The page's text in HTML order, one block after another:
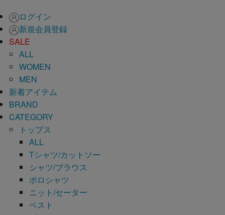
ログイン
新規会員登録
SALE
ALL
WOMEN
MEN
新着アイテム
BRAND
CATEGORY
トップス
ALL
Tシャツ/カットソー
シャツ/ブラウス
ポロシャツ
ニット/セーター
ベスト